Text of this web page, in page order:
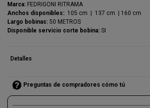
Marca: FEDRIGONI RITRAMA
Anchos disponibles: 105 cm | 137 cm | 160 cm
Largo bobinas: 50 METROS
Disponible servicio corte bobina: SI
Detalles
Preguntas de compradores cómo tú